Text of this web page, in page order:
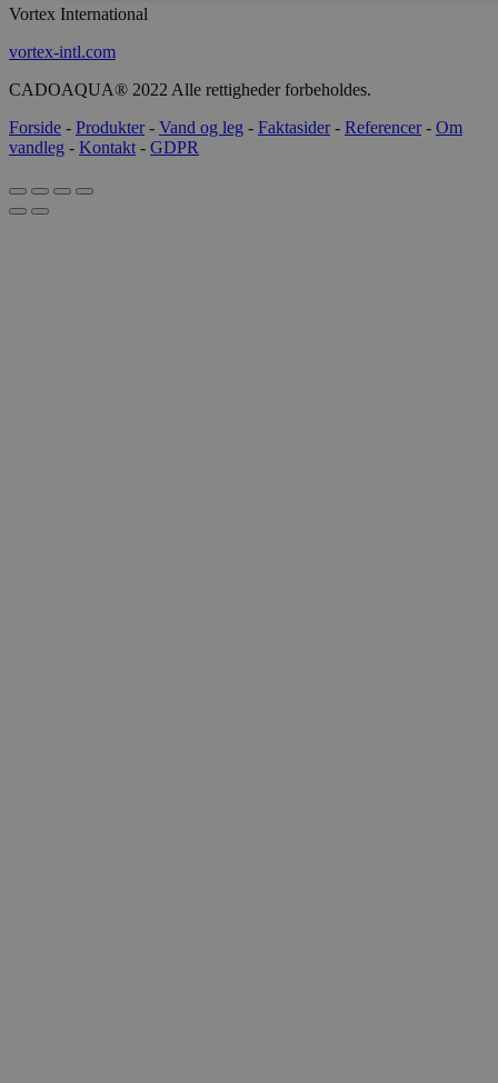
Vortex International
vortex-intl.com
CADOAQUA® 2022 Alle rettigheder forbeholdes.
Forside - Produkter- Vand og leg - Faktasider- Referencer- Om
vandleg - Kontakt - GDPR